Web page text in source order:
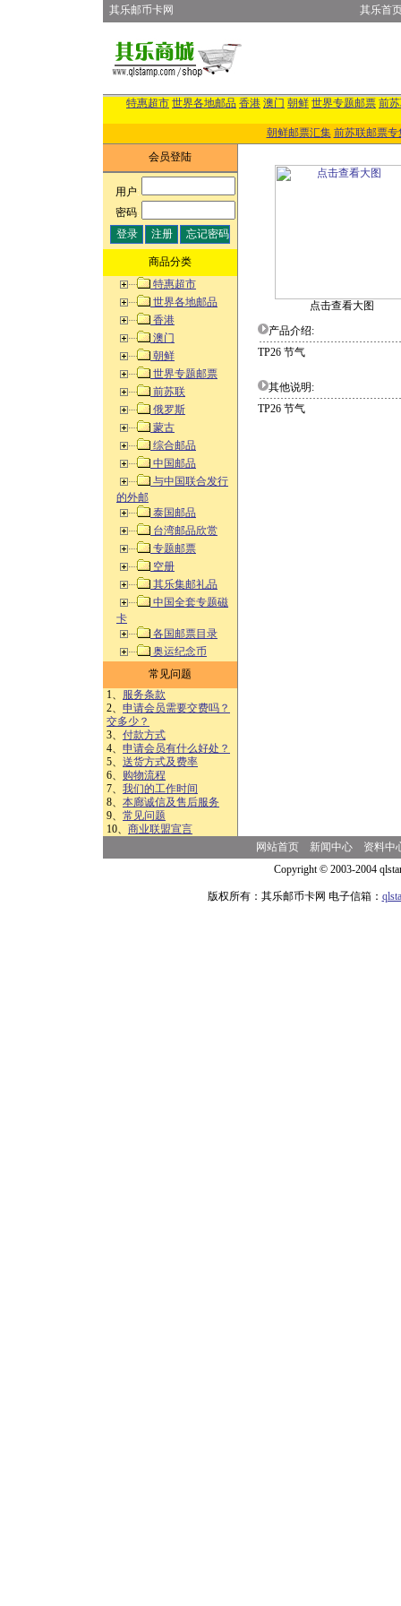
其乐邮币卡网 其乐首
特惠超市 世界各地邮品 香港 澳门 朝鲜 世界专题邮票 前
朝鲜邮票汇集 前苏联邮票专
会员登陆
用户:
密码:
商品分类
特惠超市
世界各地邮品
香港
澳门
朝鲜
世界专题邮票
前苏联
俄罗斯
蒙古
综合邮品
中国邮品
与中国联合发行
的外邮
泰国邮品
台湾邮品欣赏
专题邮票
空册
其乐集邮礼品
中国全套专题磁
卡
各国邮票目录
奥运纪念币
常见问题
1、 服务条款
2、 申请会员需要交费吗？
交多少？
3、 付款方式
4、 申请会员有什么好处？
5、 送货方式及费率
6、 购物流程
7、 我们的工作时间
8、 本廊诚信及售后服务
9、 常见问题
10、 商业联盟宣言
点击查看大图
产品介绍:
TP26 节气
其他说明:
TP26 节气
网站首页 新闻中心
资料中
Copyright © 2003-2004
版权所有：其乐邮币卡网 电子信箱：